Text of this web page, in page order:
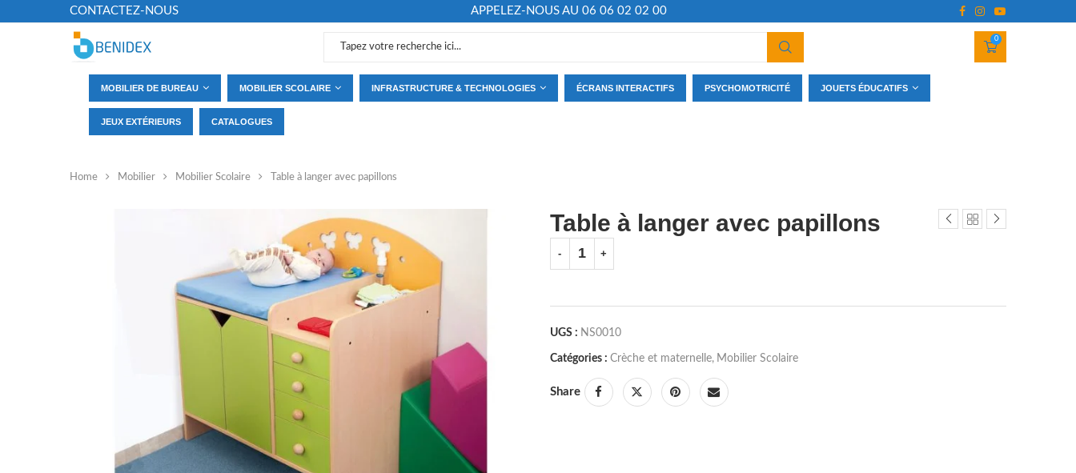
CONTACTEZ-NOUS APPELEZ-NOUS AU 06 06 02 02 00
0
MOBILIER DE BUREAU MOBILIER SCOLAIRE INFRASTRUCTURE & TECHNOLOGIES ÉCRANS INTERACTIFS PSYCHOMOTRICITÉ JOUETS ÉDUCATIFS
JEUX EXTÉRIEURS CATALOGUES
Home Mobilier Mobilier Scolaire Table à langer avec papillons
Table à langer avec papillons
UGS : NS0010
Catégories : Crèche et maternelle, Mobilier Scolaire
Share